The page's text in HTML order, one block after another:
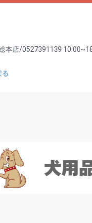
本店/0527391139